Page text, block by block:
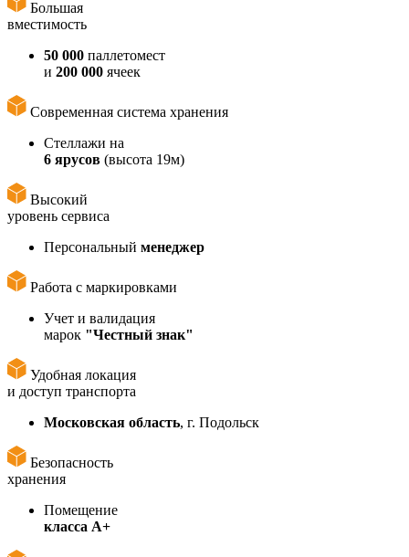
Большая
вместимость
50 000 паллетомест
и 200 000 ячеек
Современная система хранения
Стеллажи на
6 ярусов (высота 19м)
Высокий
уровень сервиса
Персональный менеджер
Работа с маркировками
Учет и валидация
марок "Честный знак"
Удобная локация
и доступ транспорта
Московская область, г. Подольск
Безопасность
хранения
Помещение
класса А+